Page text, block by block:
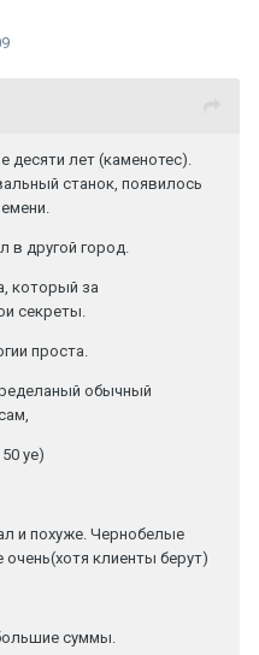
десяти лет (каменотес).
станок, появилось
в другой город.
который за
секреты.
проста.
обычный
уе)
и похуже. Чернобелые
клиенты берут)
суммы.